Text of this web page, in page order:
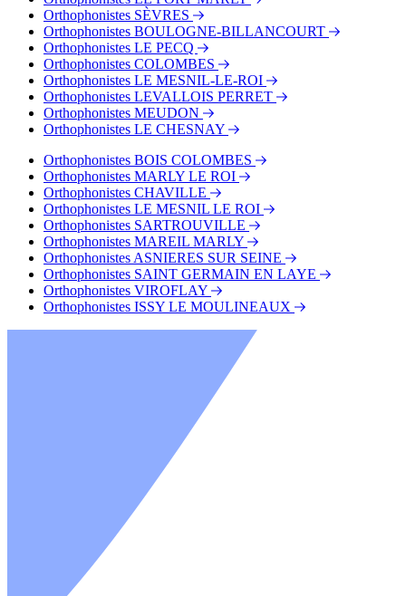
Orthophonistes SÈVRES
Orthophonistes BOULOGNE-BILLANCOURT
Orthophonistes LE PECQ
Orthophonistes COLOMBES
Orthophonistes LE MESNIL-LE-ROI
Orthophonistes LEVALLOIS PERRET
Orthophonistes MEUDON
Orthophonistes LE CHESNAY
Orthophonistes BOIS COLOMBES
Orthophonistes MARLY LE ROI
Orthophonistes CHAVILLE
Orthophonistes LE MESNIL LE ROI
Orthophonistes SARTROUVILLE
Orthophonistes MAREIL MARLY
Orthophonistes ASNIERES SUR SEINE
Orthophonistes SAINT GERMAIN EN LAYE
Orthophonistes VIROFLAY
Orthophonistes ISSY LE MOULINEAUX